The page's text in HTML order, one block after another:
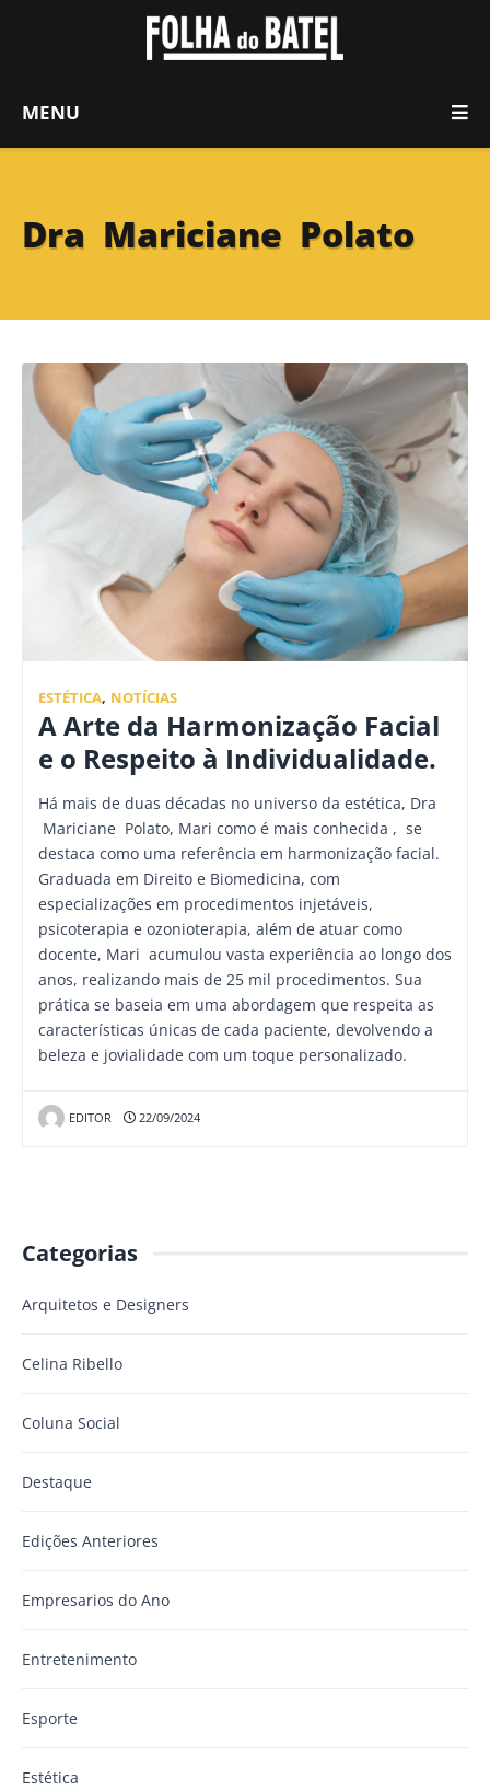
MENU
Dra Mariciane Polato
ESTÉTICA, NOTÍCIAS
A Arte da Harmonização Facial
e o Respeito à Individualidade.
Há mais de duas décadas no universo da estética, Dra
Mariciane Polato, Mari como é mais conhecida , se
destaca como uma referência em harmonização facial.
Graduada em Direito e Biomedicina, com
especializações em procedimentos injetáveis,
psicoterapia e ozonioterapia, além de atuar como
docente, Mari acumulou vasta experiência ao longo dos
anos, realizando mais de 25 mil procedimentos. Sua
prática se baseia em uma abordagem que respeita as
características únicas de cada paciente, devolvendo a
beleza e jovialidade com um toque personalizado.
EDITOR 22/09/2024
Categorias
Arquitetos e Designers
Celina Ribello
Coluna Social
Destaque
Edições Anteriores
Empresarios do Ano
Entretenimento
Esporte
Estética